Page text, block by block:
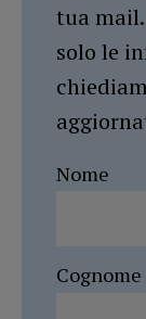
tua
solo le
Nome
Cognome